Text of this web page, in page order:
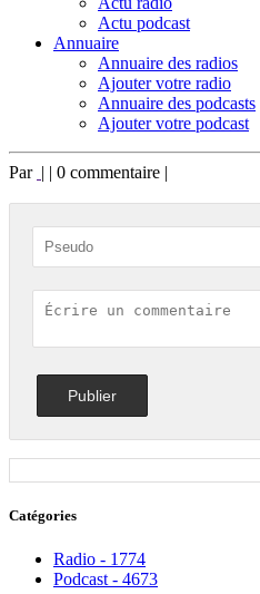
Actu podcast
Annuaire
Annuaire des radios
Ajouter votre radio
Annuaire des podcasts
Ajouter votre podcast
Par | | 0 commentaire |
Catégories
Radio - 1774
Podcast - 4673